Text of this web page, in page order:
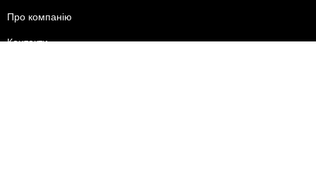
Про компанію
Контакти